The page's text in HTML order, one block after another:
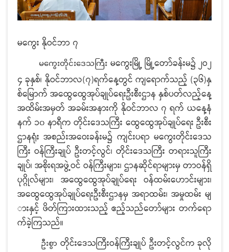
မကွေး နိုဝင်ဘာ ၇
မကွေးတိုင်းဒေသကြီး မကွေးမြို့ မြို့တော်ခန်းမ၌ ၂ဝ၂
၄ ခုနှစ်၊ နိုဝင်ဘာလ(၇)ရက်နေ့တွင် ကျရောက်သည့် (၃၆)နှ
စ်မြောက် အထွေထွေအုပ်ချုပ်ရေးဦးစီးဌာန နှစ်ပတ်လည့်နေ့
အထိမ်းအမှတ် အခမ်းအနားကို နိုဝင်ဘာလ ၇ ရက် ယနေ့နံ
နက် ၁၀ နာရီက တိုင်းဒေသကြီး ထွေထွေအုပ်ချုပ်ရေး ဦးစီး
ဌာနရုံး အစည်းအဝေးခန်းမ၌ ကျင်းပရာ မကွေးတိုင်းဒေသ
ကြီး ဝန်ကြီးချုပ် ဦးတင့်လွင်၊ တိုင်းဒေသကြီး တရားသူကြီး
ချုပ်၊ အစိုးရအဖွဲ့ဝင် ဝန်ကြီးများ၊ ဌာနဆိုင်ရာများမှ တာဝန်ရှိ
ပုဂ္ဂိုလ်များ၊ အထွေထွေအုပ်ချုပ်ရေး ဝန်ထမ်းဟောင်းများ၊
အထွေထွေအုပ်ချုပ်ရေးဦးစီးဌာနမှ အရာထမ်း၊ အမှုထမ်း မျ
ားနှင့် ဖိတ်ကြားထားသည့် ဧည့်သည်တော်များ တက်ရော
က်ခဲ့ကြသည်။
ဦးစွာ တိုင်းဒေသကြီးဝန်ကြီးချုပ် ဦးတင့်လွင်က ခုလို